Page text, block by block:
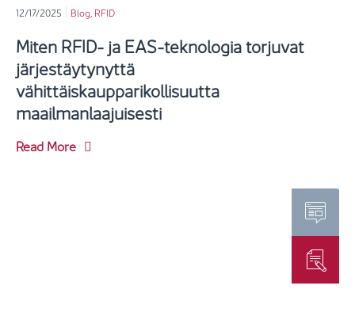
12/17/2025 Blog RFID
Miten RFID- ja EAS-teknologia torjuvat
järjestäytynyttä
vähittäiskaupparikollisuutta
maailmanlaajuisesti
Read More